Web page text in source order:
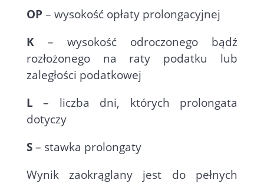
OP – wysokość opłaty prolongacyjnej
K– wysokość odroczonego bądź
rozłożonego na raty podatku lub
zaległości podatkowej
L – liczba dni, których prolongata
dotyczy
S– stawka prolongaty
Wynik zaokrąglany jest do pełnych